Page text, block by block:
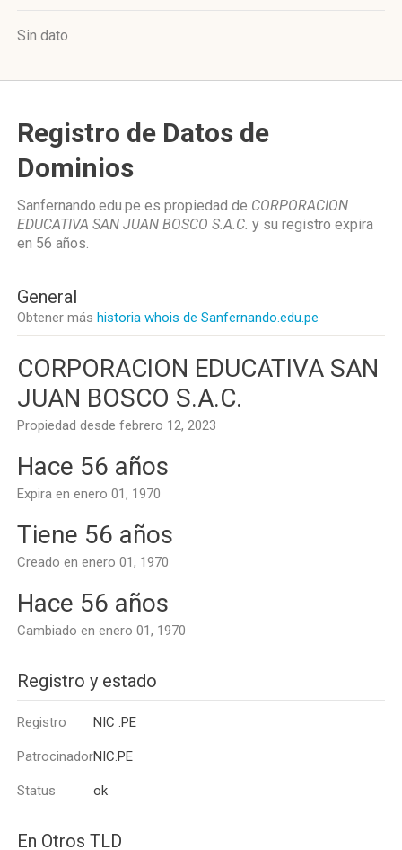
Sin dato
Registro de Datos de
Dominios
Sanfernando.edu.pe es propiedad de CORPORACION
EDUCATIVA SAN JUAN BOSCO S.A.C. y su registro expira
en 56 años.
General
Obtener más historia whois de Sanfernando.edu.pe
CORPORACION EDUCATIVA SAN
JUAN BOSCO S.A.C.
Propiedad desde febrero 12, 2023
Hace 56 años
Expira en enero 01, 1970
Tiene 56 años
Creado en enero 01, 1970
Hace 56 años
Cambiado en enero 01, 1970
Registro y estado
Registro NIC .PE
PatrocinadorNIC.PE
Status ok
En Otros TLD